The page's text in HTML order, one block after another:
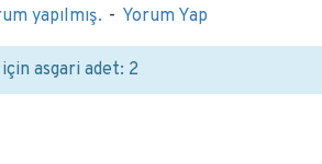
yapılmış. - Yorum Yap
asgari adet: 2